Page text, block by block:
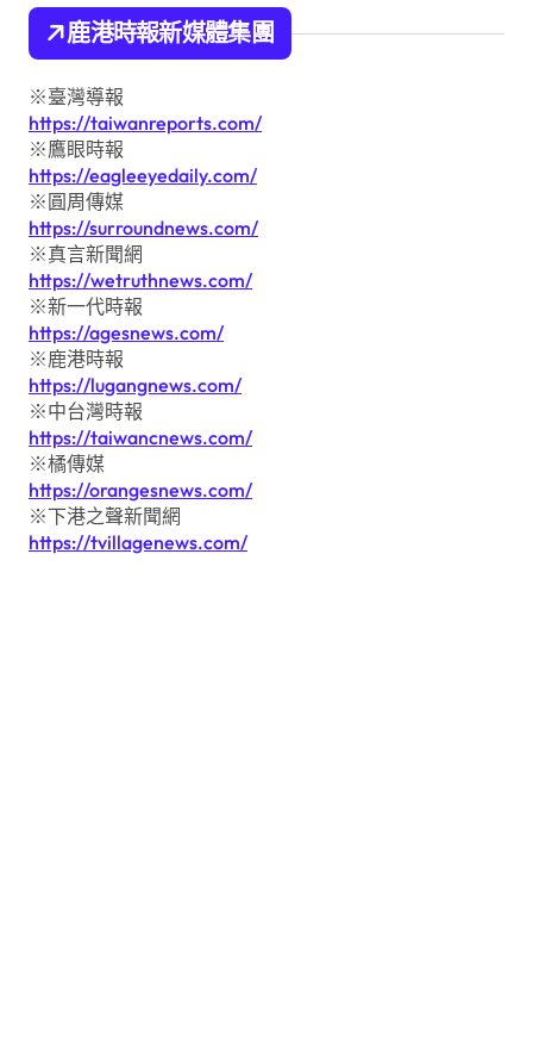
鹿港時報新媒體集團
※臺灣導報
https://taiwanreports.com/
※鷹眼時報
https://eagleeyedaily.com/
※圓周傳媒
https://surroundnews.com/
※真言新聞網
https://wetruthnews.com/
※新一代時報
https://agesnews.com/
※鹿港時報
https://lugangnews.com/
※中台灣時報
https://taiwancnews.com/
※橘傳媒
https://orangesnews.com/
※下港之聲新聞網
https://tvillagenews.com/